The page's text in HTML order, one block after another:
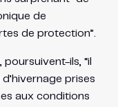
de
de protection”.
ils, “il
prises
aux conditions